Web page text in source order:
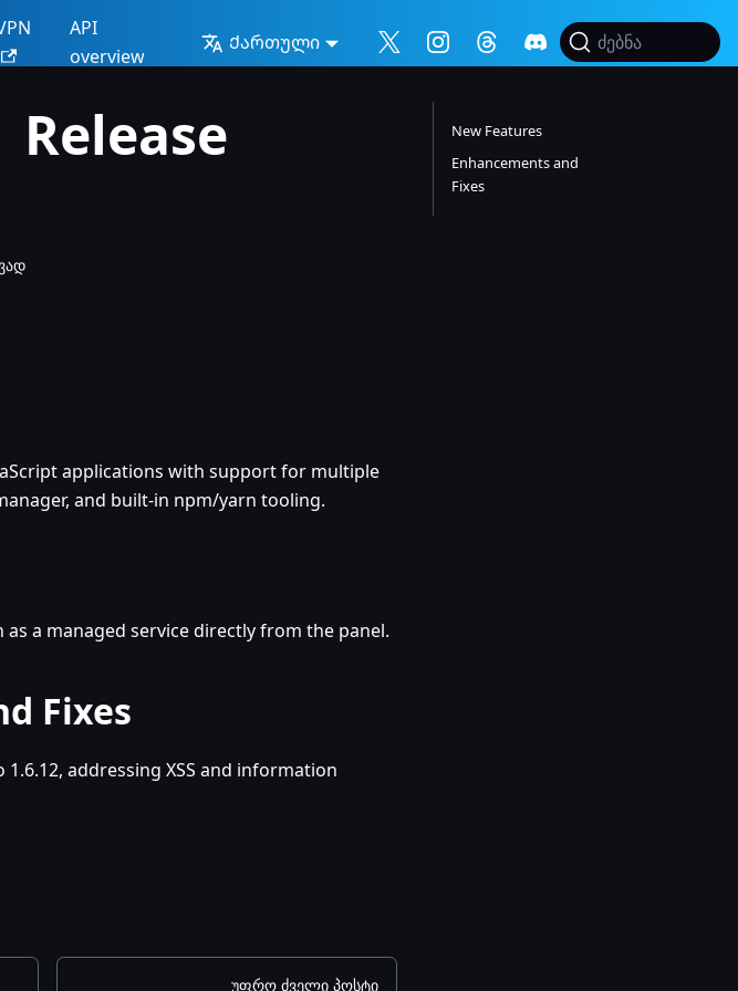
API
overview
Ქართული ძებნა
Release
applications with support for multiple
and built-in npm/yarn tooling.
a managed service directly from the panel.
Fixes
addressing XSS and information
უფრო ძველი პოსტი
New Features
Enhancements and
Fixes